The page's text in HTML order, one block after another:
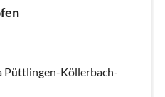
Püttlingen-Köllerbach-